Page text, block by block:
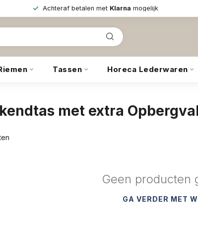
Achteraf betalen met Klarna mogelijk
Tassen Horeca Lederwaren
met extra
Geen producten
GA VERDER MET